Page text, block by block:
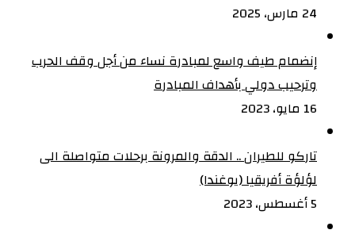
24 مارس، 2025
إنضمام طيف واسع لمبادرة نساء من أجل وقف الحرب
وترحيب دولي بأهداف المبادرة
16 مايو، 2023
تاركو للطيران .. الدقة والمرونة برحلات متواصلة الى
لؤلؤة أفريقيا (يوغندا)
5 أغسطس، 2023